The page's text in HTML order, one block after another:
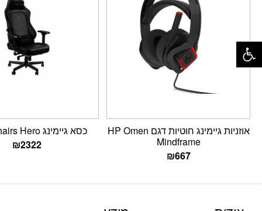
אוזניות גיימינג ‏חוטיות דגם HP Omen
Mindframe
₪667
כסא גיימינג Noblechairs Hero
₪2322
פתח סרגל נגישות